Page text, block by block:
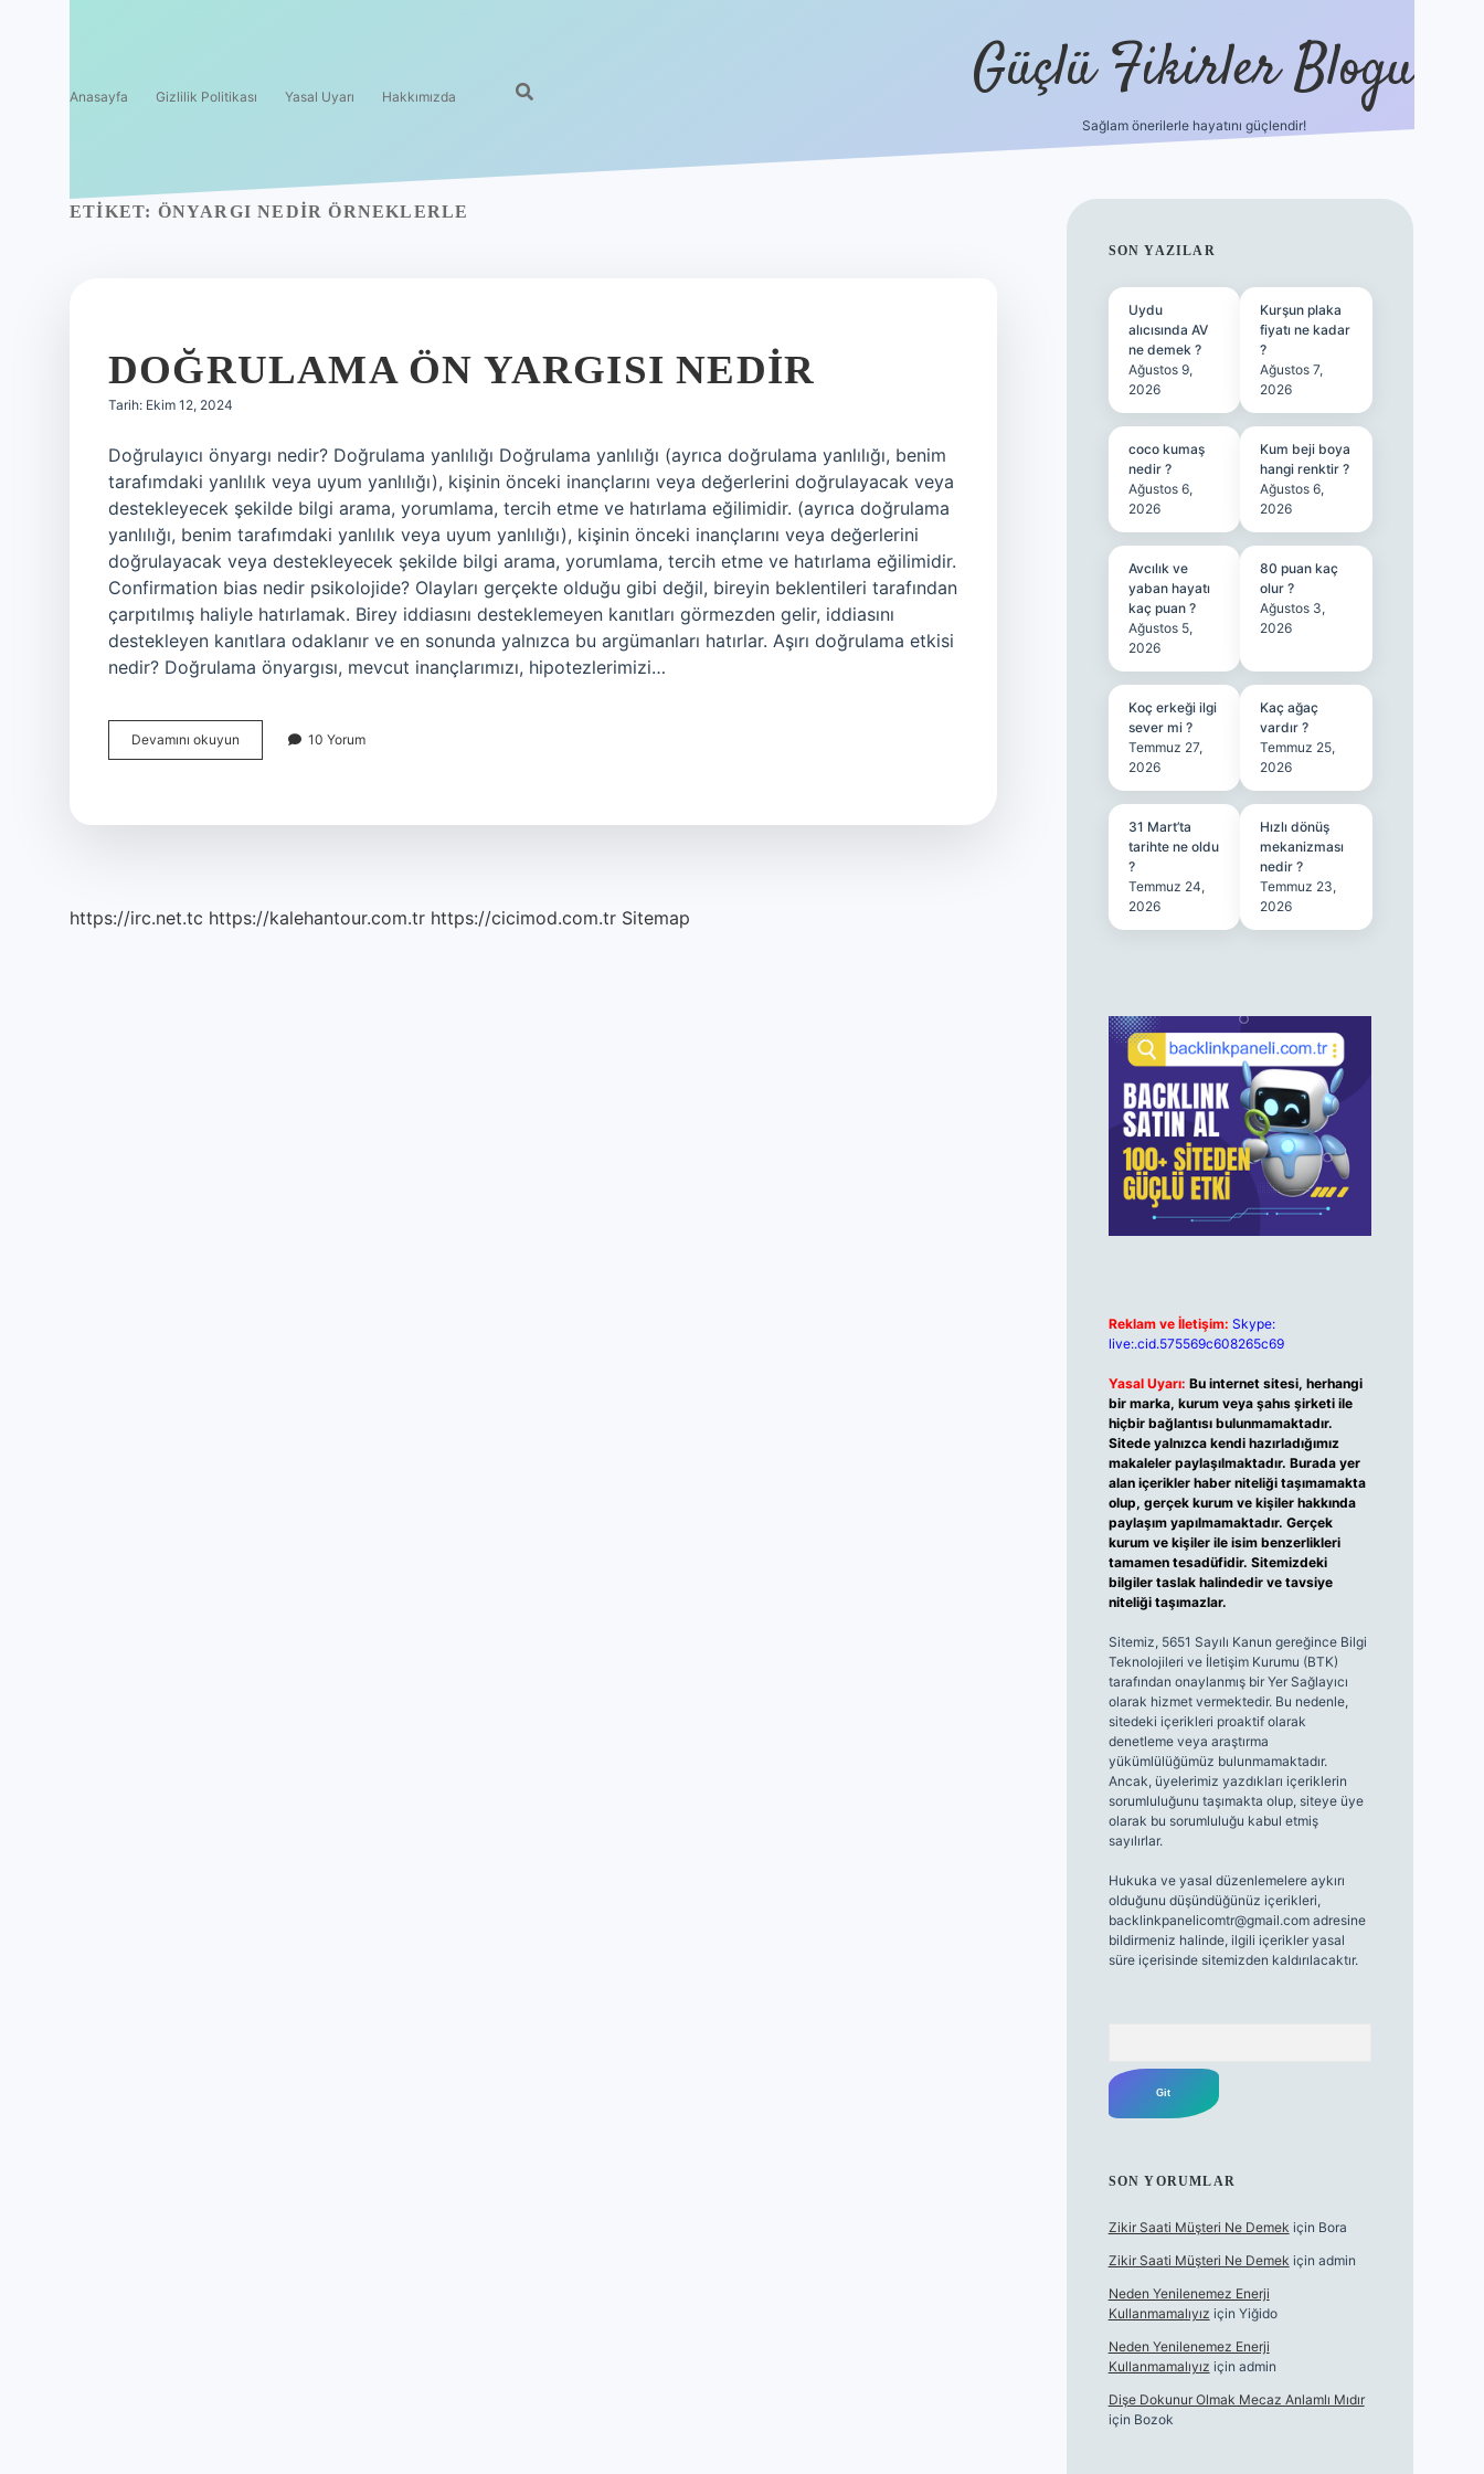
Anasayfa Gizlilik Politikası Yasal Uyarı Hakkımızda Güçlü Fikirler Blogu
Sağlam önerilerle hayatını güçlendir!
ETIKET: ÖNYARGI NEDIR ÖRNEKLERLE
DOĞRULAMA ÖN YARGISI NEDIR
Tarih: Ekim 12, 2024
Doğrulayıcı önyargı nedir? Doğrulama yanlılığı Doğrulama yanlılığı (ayrıca doğrulama yanlılığı, benim
tarafımdaki yanlılık veya uyum yanlılığı), kişinin önceki inançlarını veya değerlerini doğrulayacak veya
destekleyecek şekilde bilgi arama, yorumlama, tercih etme ve hatırlama eğilimidir. (ayrıca doğrulama
yanlılığı, benim tarafımdaki yanlılık veya uyum yanlılığı), kişinin önceki inançlarını veya değerlerini
doğrulayacak veya destekleyecek şekilde bilgi arama, yorumlama, tercih etme ve hatırlama eğilimidir.
Confirmation bias nedir psikolojide? Olayları gerçekte olduğu gibi değil, bireyin beklentileri tarafından
çarpıtılmış haliyle hatırlamak. Birey iddiasını desteklemeyen kanıtları görmezden gelir, iddiasını
destekleyen kanıtlara odaklanır ve en sonunda yalnızca bu argümanları hatırlar. Aşırı doğrulama etkisi
nedir? Doğrulama önyargısı, mevcut inançlarımızı, hipotezlerimizi…
Devamını okuyun Doğrulama
Ön
10 Yorum
https://irc.net.tc https://kalehantour.com.tr https://cicimod.com.tr Sitemap
SIDEBAR
SON YAZILAR
Uydu
alıcısında AV
ne demek ?
Ağustos 9,
2026
Kurşun plaka
fiyatı ne kadar
?
Ağustos 7,
2026
coco kumaş
nedir ?
Ağustos 6,
2026
Kum beji boya
hangi renktir ?
Ağustos 6,
2026
Avcılık ve
yaban hayatı
kaç puan ?
Ağustos 5,
2026
80 puan kaç
olur ?
Ağustos 3,
2026
Koç erkeği ilgi
sever mi ?
Temmuz 27,
2026
Kaç ağaç
vardır ?
Temmuz 25,
2026
31 Mart’ta
tarihte ne oldu
?
Temmuz 24,
2026
Hızlı dönüş
mekanizması
nedir ?
Temmuz 23,
2026
Reklam ve İletişim: Skype:
live:.cid.575569c608265c69
Yasal Uyarı: Bu internet sitesi, herhangi
bir marka, kurum veya şahıs şirketi ile
hiçbir bağlantısı bulunmamaktadır.
Sitede yalnızca kendi hazırladığımız
makaleler paylaşılmaktadır. Burada yer
alan içerikler haber niteliği taşımamakta
olup, gerçek kurum ve kişiler hakkında
paylaşım yapılmamaktadır. Gerçek
kurum ve kişiler ile isim benzerlikleri
tamamen tesadüfidir. Sitemizdeki
bilgiler taslak halindedir ve tavsiye
niteliği taşımazlar.
Sitemiz, 5651 Sayılı Kanun gereğince Bilgi
Teknolojileri ve İletişim Kurumu (BTK)
tarafından onaylanmış bir Yer Sağlayıcı
olarak hizmet vermektedir. Bu nedenle,
sitedeki içerikleri proaktif olarak
denetleme veya araştırma
yükümlülüğümüz bulunmamaktadır.
Ancak, üyelerimiz yazdıkları içeriklerin
sorumluluğunu taşımakta olup, siteye üye
olarak bu sorumluluğu kabul etmiş
sayılırlar.
Hukuka ve yasal düzenlemelere aykırı
olduğunu düşündüğünüz içerikleri,
backlinkpanelicomtr@gmail.comadresine
bildirmeniz halinde, ilgili içerikler yasal
süre içerisinde sitemizden kaldırılacaktır.
SON YORUMLAR
Zikir Saati Müşteri Ne Demek için Bora
Zikir Saati Müşteri Ne Demek için admin
Neden Yenilenemez Enerji
Kullanmamalıyız için Yiğido
Neden Yenilenemez Enerji
Kullanmamalıyız için admin
Dişe Dokunur Olmak Mecaz Anlamlı Mıdır
için Bozok
ilbet bahis